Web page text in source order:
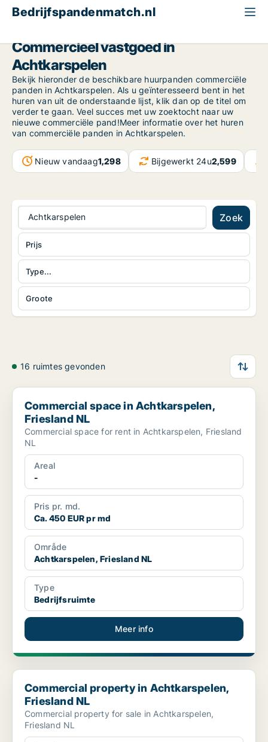
Bedrijfspandenmatch.nl
Commercieel vastgoed in
Achtkarspelen
Bekijk hieronder de beschikbare huurpanden commerciële
panden in Achtkarspelen. Als u geïnteresseerd bent in het
huren van uit de onderstaande lijst, klik dan op de titel om
verder te gaan. Veel succes met uw zoektocht naar uw
nieuwe commerciële pand!Meer informatie over het huren
van commerciële panden in Achtkarspelen.
Nieuw vandaag1,298 Bijgewerkt 24u2,599
Achtkarspelen Zoek
Type...
Groote
Prijs
16 ruimtes gevonden
Commercial space in Achtkarspelen, Friesland NL
Commercial space in Achtkarspelen,
Friesland NL
Commercial space for rent in Achtkarspelen, Friesland
NL
Areal
-
Pris pr. md.
Ca. 450 EUR pr md
Område
Achtkarspelen, Friesland NL
Type
Bedrijfsruimte
Meer info
Commercial property in Achtkarspelen, Friesland NL
Commercial property in Achtkarspelen,
Friesland NL
Commercial property for sale in Achtkarspelen,
Friesland NL